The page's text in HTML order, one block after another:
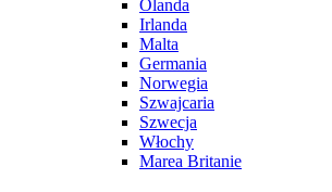
Olanda
Irlanda
Malta
Germania
Norwegia
Szwajcaria
Szwecja
Włochy
Marea Britanie